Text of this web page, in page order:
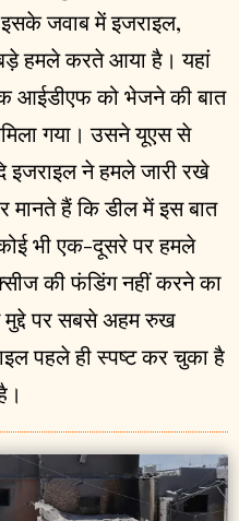
जवाब में इजराइल,
हमले करते आया है। यहां
आईडीएफ को भेजने की बात
गया। उसने यूएस से
इजराइल ने हमले जारी रखे
मानते हैं कि डील में इस बात
भी एक-दूसरे पर हमले
की फंडिंग नहीं करने का
मुद्दे पर सबसे अहम रुख
पहले ही स्पष्ट कर चुका है